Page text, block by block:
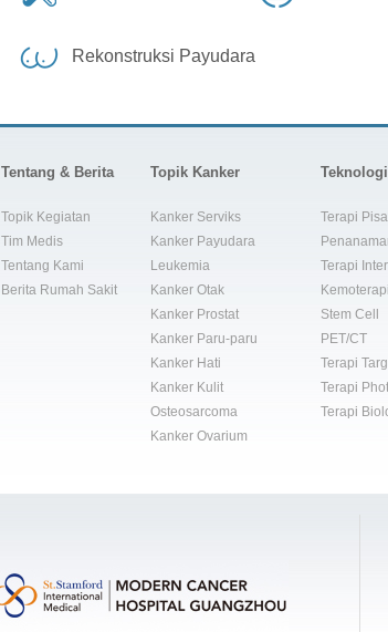
Rekonstruksi Payudara
Tentang & Berita
Topik Kegiatan
Tim Medis
Tentang Kami
Berita Rumah Sakit
Topik Kanker
Kanker Serviks
Kanker Payudara
Leukemia
Kanker Otak
Kanker Prostat
Kanker Paru-paru
Kanker Hati
Kanker Kulit
Osteosarcoma
Kanker Ovarium
Terapi
Terapi
Stem Cell
PET/CT
Terapi
Terapi
Terapi